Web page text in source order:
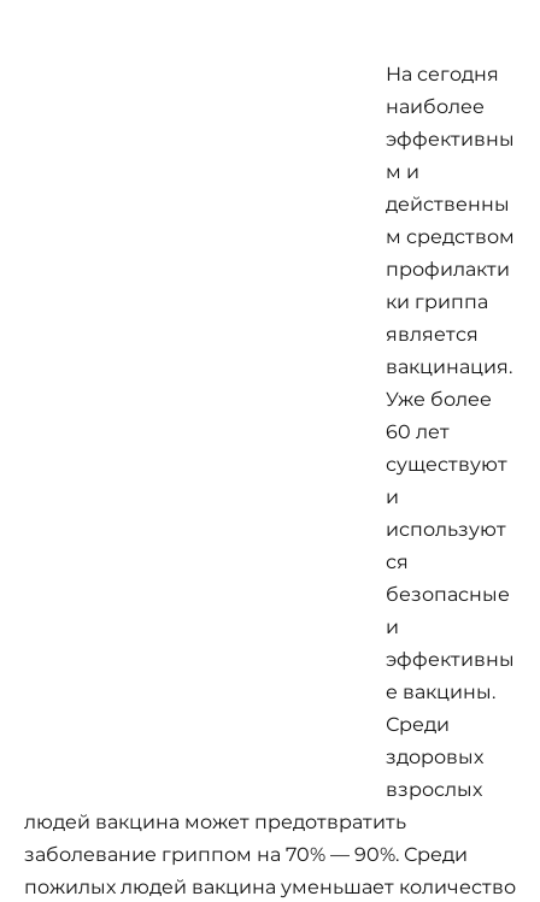
На сегодня
наиболее
эффективны
м и
действенны
м средством
профилакти
ки гриппа
является
вакцинация.
Уже более
60 лет
существуют
и
используют
ся
безопасные
и
эффективны
е вакцины.
Среди
здоровых
взрослых
людей вакцина может предотвратить
заболевание гриппом на 70% — 90%. Среди
пожилых людей вакцина уменьшает количество